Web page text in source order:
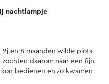
nachtlampje
daarom naar een fijn
bedienen en zo kwamen